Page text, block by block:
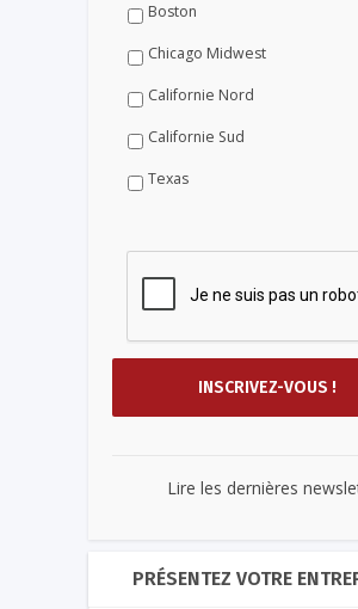
Boston
Chicago Midwest
Californie Nord
Californie Sud
Texas
Lire les dernières
PRÉSENTEZ VOTRE